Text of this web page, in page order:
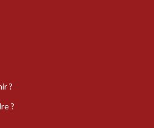
?
?